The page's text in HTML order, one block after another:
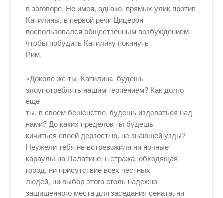
в заговоре. Не имея, однако, прямых улик против
Катилины, в первой речи Цицерон
воспользовался общественным возбуждением,
чтобы побудить Катилину покинуть
Рим.
«Доколе же ты, Катилина, будешь
злоупотреблять нашим терпением? Как долго
еще
ты, в своем бешенстве, будешь издеваться над
нами? До каких пределов ты будешь
кичиться своей дерзостью, не знающей узды?
Неужели тебя не встревожили ни ночные
караулы на Палатине, н стража, обходящая
город, ни присутствие всех честных
людей, ни выбор этого столь надежно
защищенного места для заседания сената, ни